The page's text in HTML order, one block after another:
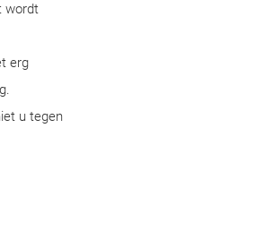
wordt
erg
u tegen